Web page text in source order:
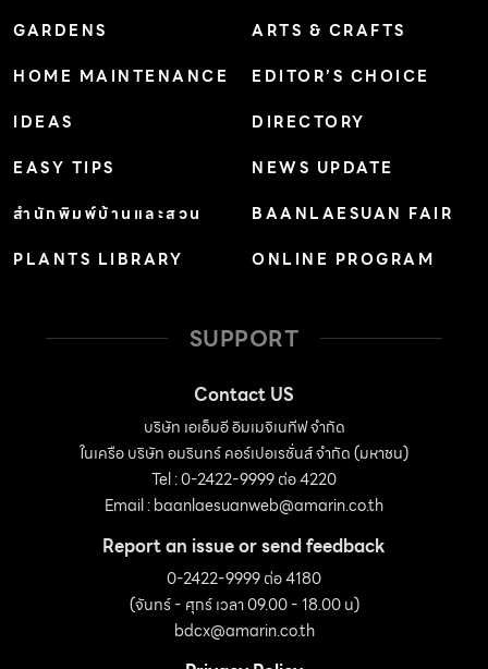
GARDENS
HOME MAINTENANCE
IDEAS
EASY TIPS
สำนักพิมพ์บ้านและสวน
PLANTS LIBRARY
ARTS & CRAFTS
EDITOR’S CHOICE
DIRECTORY
NEWS UPDATE
BAANLAESUAN FAIR
ONLINE PROGRAM
SUPPORT
Contact US
บริษัท เอเอ็มอี อิมเมจิเนทีฟ จำกัด
ในเครือ บริษัท อมรินทร์ คอร์เปอเรชั่นส์ จำกัด (มหาชน)
Tel : 0-2422-9999 ต่อ 4220
Email :baanlaesuanweb@amarin.co.th
Report an issue or send feedback
0-2422-9999 ต่อ 4180
(จันทร์ - ศุกร์ เวลา 09.00 - 18.00 น)
bdcx@amarin.co.th